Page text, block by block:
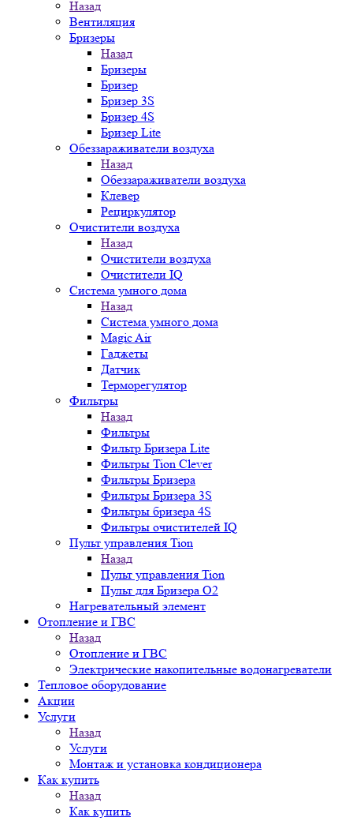
Назад
Вентиляция
Бризеры
Назад
Бризеры
Бризер
Бризер 3S
Бризер 4S
Бризер Lite
Обеззараживатели воздуха
Назад
Обеззараживатели воздуха
Клевер
Рециркулятор
Очистители воздуха
Назад
Очистители воздуха
Очистители IQ
Система умного дома
Назад
Система умного дома
Magic Air
Гаджеты
Датчик
Терморегулятор
Фильтры
Назад
Фильтры
Фильтр Бризера Lite
Фильтры Tion Clever
Фильтры Бризера
Фильтры Бризера 3S
Фильтры бризера 4S
Фильтры очистителей IQ
Пульт управления Tion
Назад
Пульт управления Tion
Пульт для Бризера O2
Нагревательный элемент
Отопление и ГВС
Назад
Отопление и ГВС
Электрические накопительные водонагреватели
Тепловое оборудование
Акции
Услуги
Назад
Услуги
Монтаж и установка кондиционера
Как купить
Назад
Как купить